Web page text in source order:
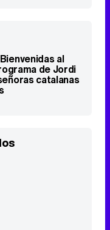
al
de Jordi
catalanas